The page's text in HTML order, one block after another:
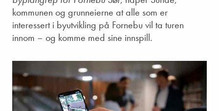
kommunen og grunneierne at alle som er
interessert i byutvikling på Fornebu vil ta turen
innom – og komme med sine innspill.